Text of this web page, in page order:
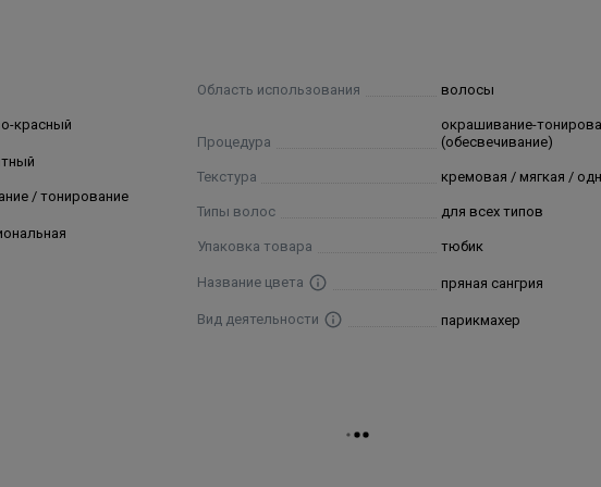
Sulfate, Xanthan Gum, Sodium Hydroxide, Sodium Sulfite, Ascorbic Acid,
красный
/ тонирование
Область использования волосы
Процедура
окрашивание-
(обесвечивание)
Текстура кремовая / мягкая /
Типы волос для всех типов
Упаковка товара тюбик
Название цвета пряная сангрия
Вид деятельности парикмахер